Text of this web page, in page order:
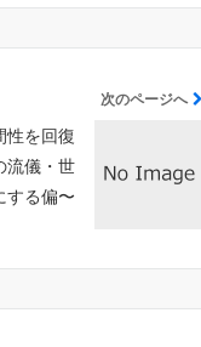
次のページへ
性を回復
流儀・世
する偏〜